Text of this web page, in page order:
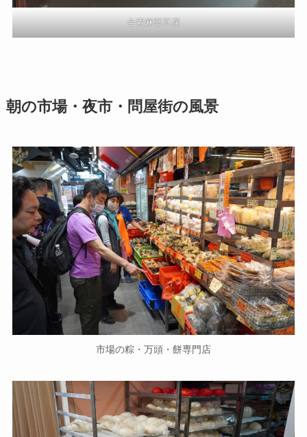
全素麻婆豆腐
朝の市場・夜市・問屋街の風景
市場の粽・万頭・餅専門店